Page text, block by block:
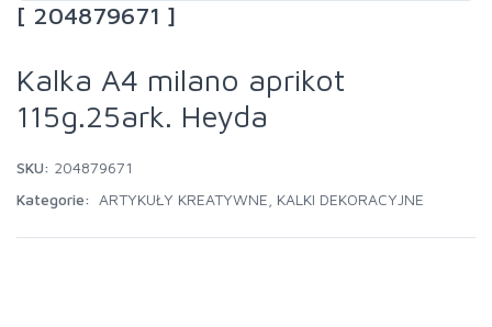
[ 204879671 ]
Kalka A4 milano aprikot
115g.25ark. Heyda
SKU: 204879671
Kategorie:
ARTYKUŁY KREATYWNE KALKI DEKORACYJNE